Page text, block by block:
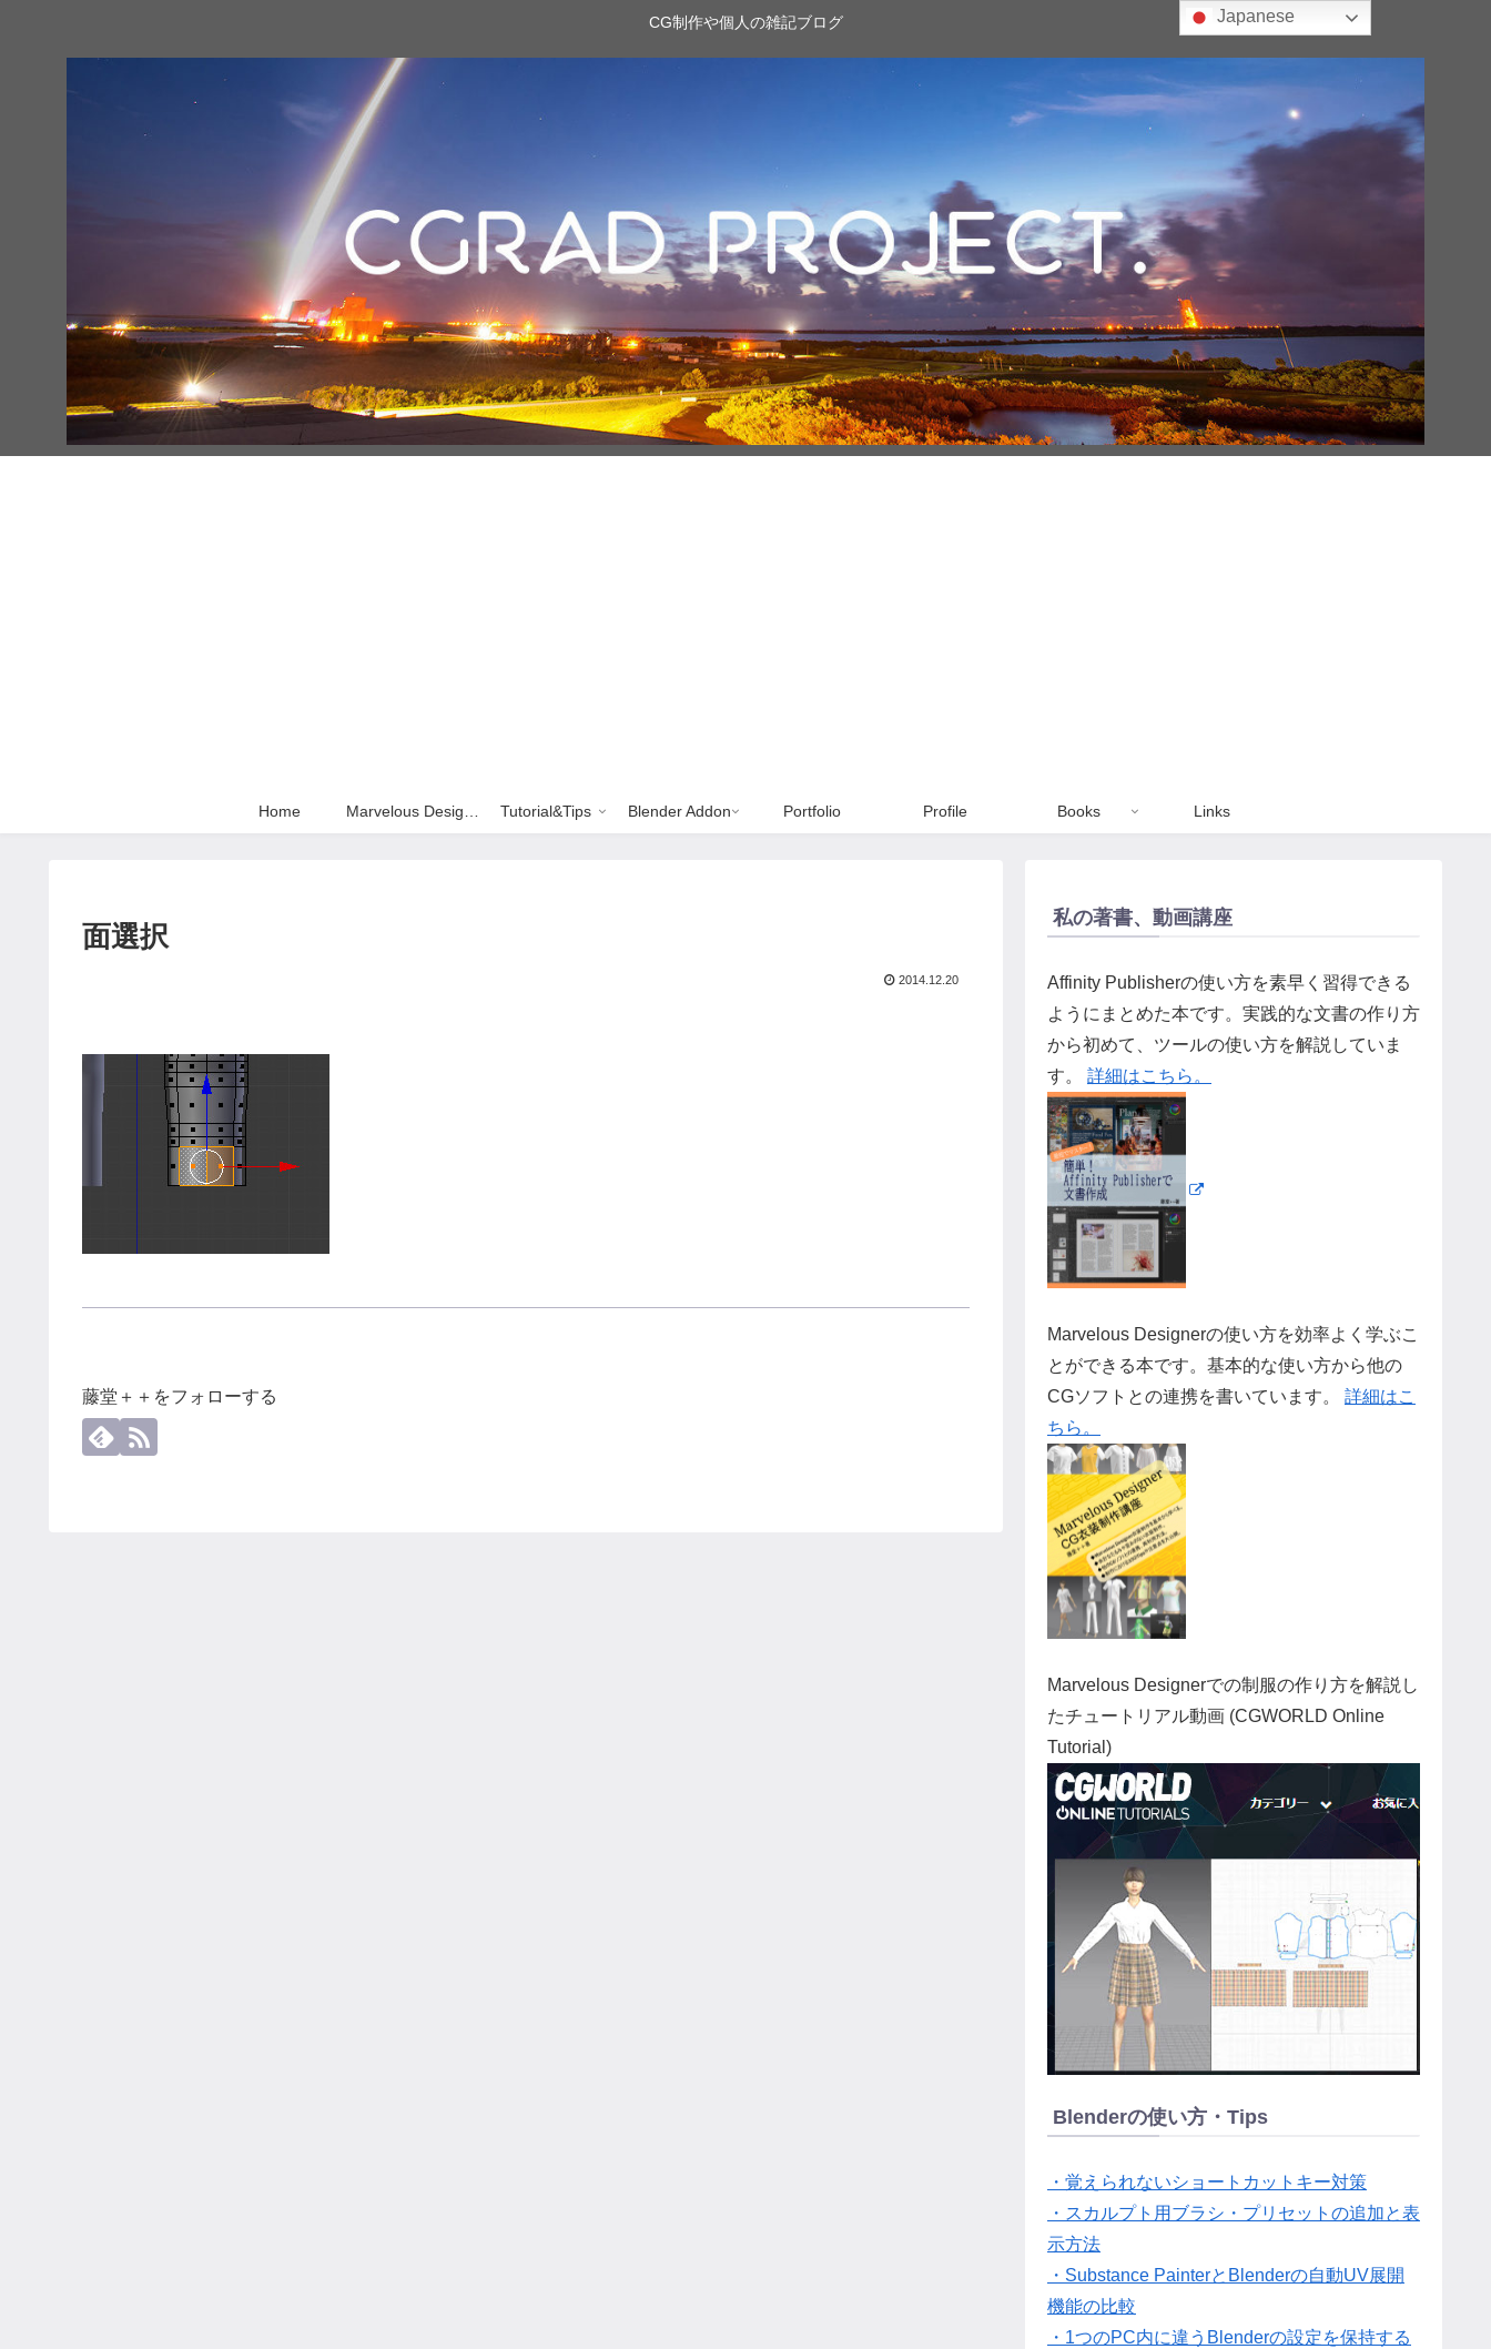
CG制作や個人の雑記ブログ
Home Tutorial&Tips Blender Addon Portfolio Profile Books Links
面選択
2014.12.20
藤堂＋＋をフォローする
私の著書、動画講座
Affinity Publisherの使い方を素早く習得できる
ようにまとめた本です。実践的な文書の作り方
から初めて、ツールの使い方を解説していま
す。 詳細はこちら。
Marvelous Designerの使い方を効率よく学ぶこ
とができる本です。基本的な使い方から他の
CGソフトとの連携を書いています。 詳細はこ
ちら。
Marvelous Designerでの制服の作り方を解説し
たチュートリアル動画 (CGWORLD Online
Tutorial)
Blenderの使い方・Tips
・覚えられないショートカットキー対策
・スカルプト用ブラシ・プリセットの追加と表
示方法
・Substance PainterとBlenderの自動UV展開
機能の比較
・1つのPC内に違うBlenderの設定を保持する
Japanese